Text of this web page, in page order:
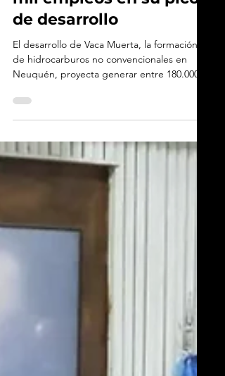
Vaca Muerta
demandará hasta 240
mil empleos en su pico
de desarrollo
El desarrollo de Vaca Muerta, la formación
de hidrocarburos no convencionales en
240.000 empleos en su momento de mayor
expansión, según un informe del Instituto
Argentino del Petróleo y Gas (IAPG). La
etapa de construcción e inversión en
parte de la demanda laboral, incluyendo